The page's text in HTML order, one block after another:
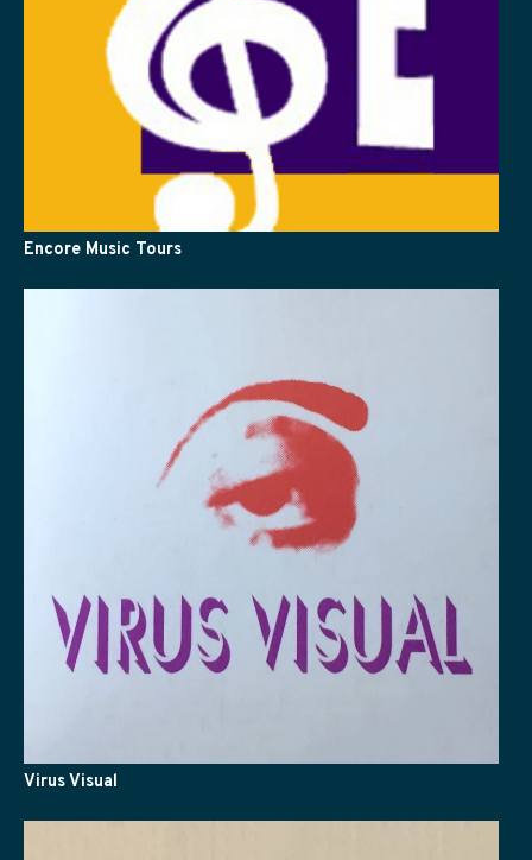
Encore Music Tours
Virus Visual